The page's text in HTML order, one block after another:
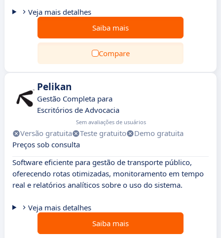
Veja mais detalhes
Saiba mais
Compare
Pelikan
Gestão Completa para
Escritórios de Advocacia
Sem avaliações de usuários
Versão gratuita Teste gratuito
Demo gratuita
Preços sob consulta
Software eficiente para gestão de transporte público,
oferecendo rotas otimizadas, monitoramento em tempo
real e relatórios analíticos sobre o uso do sistema.
Veja mais detalhes
Saiba mais